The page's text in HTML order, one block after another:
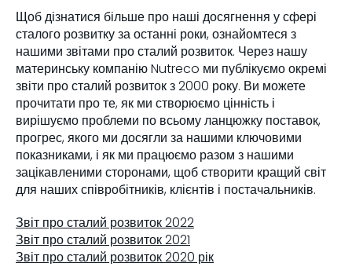
Щоб дізнатися більше про наші досягнення у сфері
сталого розвитку за останні роки, ознайомтеся з
нашими звітами про сталий розвиток. Через нашу
материнську компанію Nutreco ми публікуємо окремі
звіти про сталий розвиток з 2000 року. Ви можете
прочитати про те, як ми створюємо цінність і
вирішуємо проблеми по всьому ланцюжку поставок,
прогрес, якого ми досягли за нашими ключовими
показниками, і як ми працюємо разом з нашими
зацікавленими сторонами, щоб створити кращий світ
для наших співробітників, клієнтів і постачальників.
Звіт про сталий розвиток 2022
Звіт про сталий розвиток 2021
Звіт про сталий розвиток 2020 рік